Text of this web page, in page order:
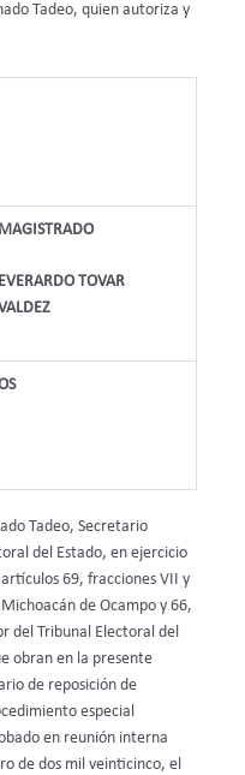
Tadeo, quien autoriza y
MAGISTRADO
EVERARDO TOVAR
Tadeo, Secretario
del Estado, en ejercicio
69, fracciones VII y
de Ocampo y 66,
del Tribunal Electoral del
obran en la presente
de reposición de
especial
en reunión interna
de dos mil veinticinco, el